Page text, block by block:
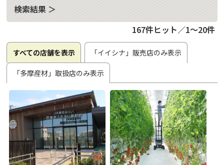
検索結果 ＞
167件ヒット／1～20件
すべての店舗を表示 「イイシナ」販売店のみ表示
「多摩産材」取扱店のみ表示